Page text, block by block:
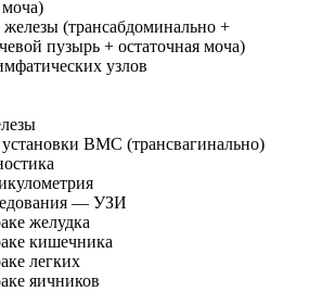
моча)
(трансабдоминально +
пузырь + остаточная моча)
узлов
ВМС (трансвагинально)
— УЗИ
желудка
кишечника
легких
яичников